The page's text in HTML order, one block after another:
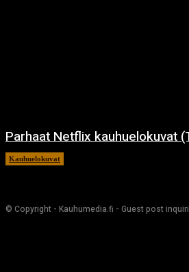
Parhaat Netflix kauhuelokuvat
Kauhuelokuvat
© Copyright - Kauhumedia.fi - Guest post